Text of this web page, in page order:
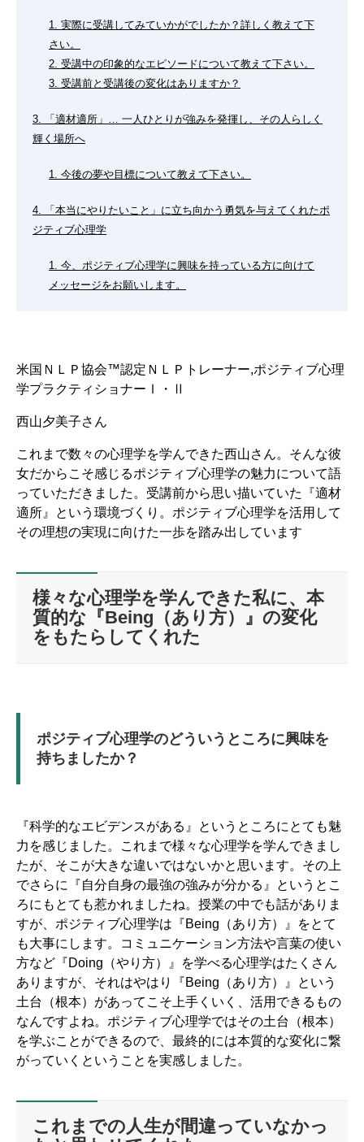
1. 実際に受講してみていかがでしたか？詳しく教えて下
さい。
2. 受講中の印象的なエピソードについて教えて下さい。
3. 受講前と受講後の変化はありますか？
3. 「適材適所」… 一人ひとりが強みを発揮し、その人らしく
輝く場所へ
1. 今後の夢や目標について教えて下さい。
4. 「本当にやりたいこと」に立ち向かう勇気を与えてくれたポ
ジティブ心理学
1. 今、ポジティブ心理学に興味を持っている方に向けて
メッセージをお願いします。
米国ＮＬＰ協会™認定ＮＬＰトレーナー,ポジティブ心理
学プラクティショナーⅠ・Ⅱ
西山夕美子さん
これまで数々の心理学を学んできた西山さん。そんな彼
女だからこそ感じるポジティブ心理学の魅力について語
っていただきました。受講前から思い描いていた『適材
適所』という環境づくり。ポジティブ心理学を活用して
その理想の実現に向けた一歩を踏み出しています
様々な心理学を学んできた私に、本
質的な『Being（あり方）』の変化
をもたらしてくれた
ポジティブ心理学のどういうところに興味を
持ちましたか？
『科学的なエビデンスがある』というところにとても魅
力を感じました。これまで様々な心理学を学んできまし
たが、そこが大きな違いではないかと思います。その上
でさらに『自分自身の最強の強みが分かる』というとこ
ろにもとても惹かれましたね。授業の中でも話がありま
すが、ポジティブ心理学は『Being（あり方）』をとて
も大事にします。コミュニケーション方法や言葉の使い
方など『Doing（やり方）』を学べる心理学はたくさん
ありますが、それはやはり『Being（あり方）』という
土台（根本）があってこそ上手くいく、活用できるもの
なんですよね。ポジティブ心理学ではその土台（根本）
を学ぶことができるので、最終的には本質的な変化に繋
がっていくということを実感しました。
これまでの人生が間違っていなかっ